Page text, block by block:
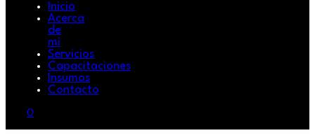
Inicio
Acerca
de
mi
Servicios
Capacitaciones
Insumos
Contacto
0